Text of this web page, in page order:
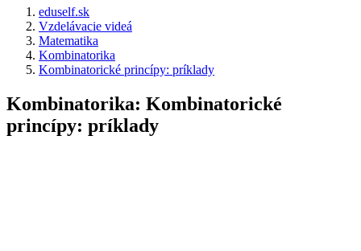
eduself.sk
Vzdelávacie videá
Matematika
Kombinatorika
Kombinatorické princípy: príklady
Kombinatorika: Kombinatorické
princípy: príklady